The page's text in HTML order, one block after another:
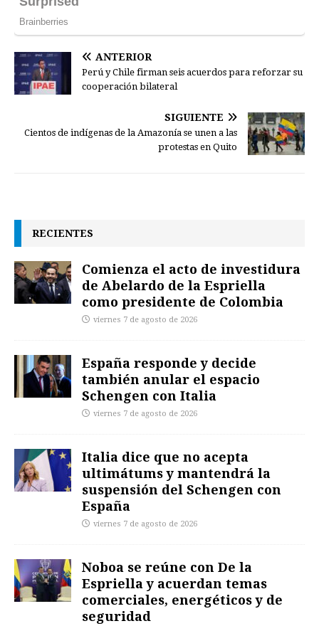
ANTERIOR
Perú y Chile firman seis acuerdos para reforzar su
cooperación bilateral
SIGUIENTE
Cientos de indígenas de la Amazonía se unen a las
protestas en Quito
RECIENTES
Comienza el acto de investidura
de Abelardo de la Espriella
como presidente de Colombia
viernes 7 de agosto de 2026
España responde y decide
también anular el espacio
Schengen con Italia
viernes 7 de agosto de 2026
Italia dice que no acepta
ultimátums y mantendrá la
suspensión del Schengen con
España
viernes 7 de agosto de 2026
Noboa se reúne con De la
Espriella y acuerdan temas
comerciales, energéticos y de
seguridad